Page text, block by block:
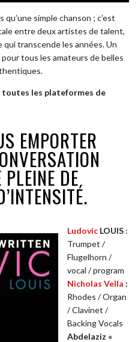
qu’une simple chanson ; c’est
entre deux artistes de talent,
transcende les années. Un
tous les amateurs de belles
les plateformes de
EMPORTER
DE
Ludovic LOUIS :
Trumpet /
Flugelhorn /
vocal / program
Nicholas Vella :
Rhodes / Organ
/ Clavinet /
Backing Vocals
Abdelaziz «